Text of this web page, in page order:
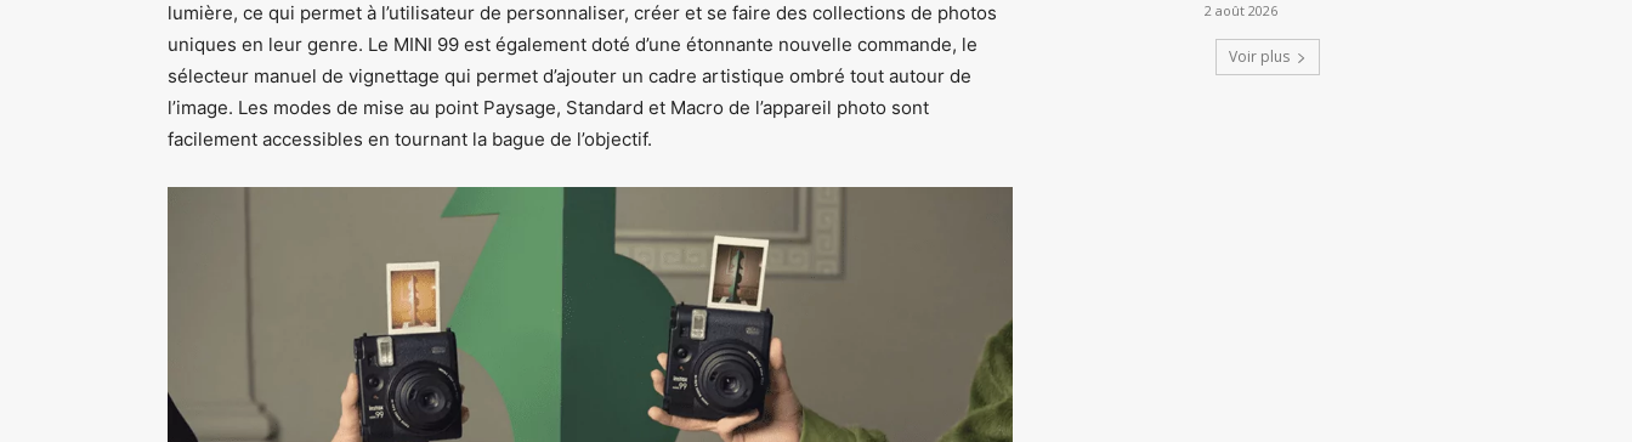
lumière, ce qui permet à l’utilisateur de personnaliser, créer et se faire des collections de photos
uniques en leur genre. Le MINI 99 est également doté d’une étonnante nouvelle commande, le
sélecteur manuel de vignettage qui permet d’ajouter un cadre artistique ombré tout autour de
l’image. Les modes de mise au point Paysage, Standard et Macro de l’appareil photo sont
facilement accessibles en tournant la bague de l’objectif.
2 août 2026
Voir plus